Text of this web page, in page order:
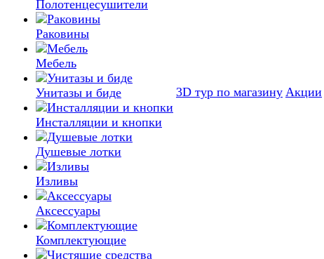
Полотенцесушители
Раковины
Мебель
Унитазы и биде
Инсталляции и кнопки
Душевые лотки
Изливы
Аксессуары
Комплектующие
3D тур по магазину Акции